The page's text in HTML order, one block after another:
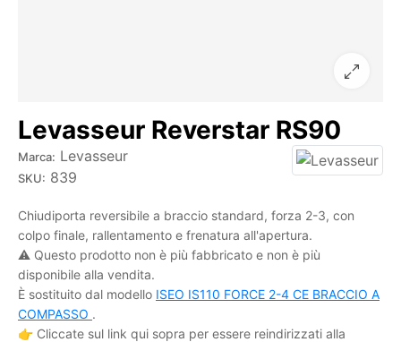
Levasseur Reverstar RS90
Marca: Levasseur
SKU: 839
Chiudiporta reversibile a braccio standard, forza 2-3, con
colpo finale, rallentamento e frenatura all'apertura.
⚠️ Questo prodotto non è più fabbricato e non è più
disponibile alla vendita.
È sostituito dal modello ISEO IS110 FORCE 2-4 CE BRACCIO A
COMPASSO .
👉 Cliccate sul link qui sopra per essere reindirizzati alla